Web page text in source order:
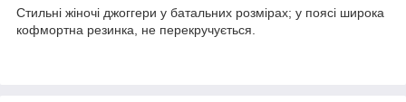
Стильні жіночі джоггери у батальних розмірах; у поясі широка
кофмортна резинка, не перекручується.